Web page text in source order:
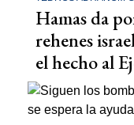
Hamas da
rehenes
el hecho al